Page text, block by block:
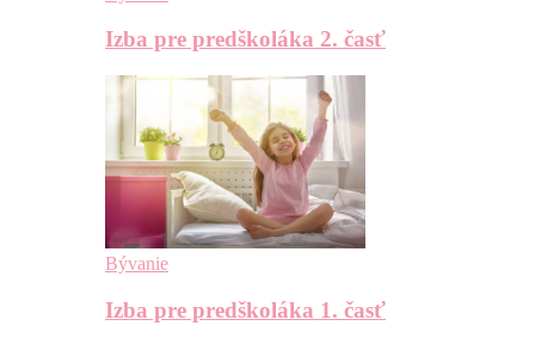
Izba pre predškoláka 2. časť
Bývanie
Izba pre predškoláka 1. časť